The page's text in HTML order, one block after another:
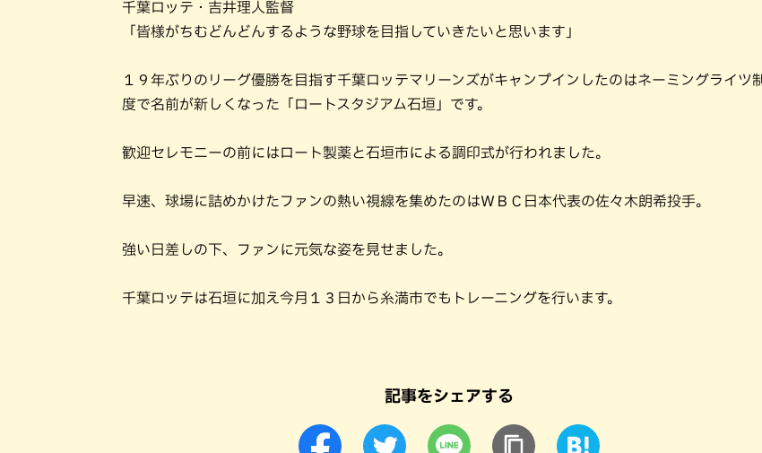
千葉ロッテ・吉井理人監督
「皆様がちむどんどんするような野球を目指していきたいと思います」
１９年ぶりのリーグ優勝を目指す千葉ロッテマリーンズがキャンプインしたのはネーミングライツ制
度で名前が新しくなった「ロートスタジアム石垣」です。
歓迎セレモニーの前にはロート製薬と石垣市による調印式が行われました。
早速、球場に詰めかけたファンの熱い視線を集めたのはＷＢＣ日本代表の佐々木朗希投手。
強い日差しの下、ファンに元気な姿を見せました。
千葉ロッテは石垣に加え今月１３日から糸満市でもトレーニングを行います。
記事をシェアする